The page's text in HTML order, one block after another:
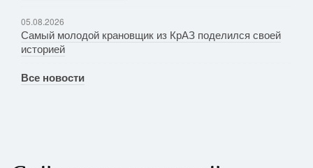
05.08.2026
Самый молодой крановщик из КрАЗ поделился своей
историей
Все новости